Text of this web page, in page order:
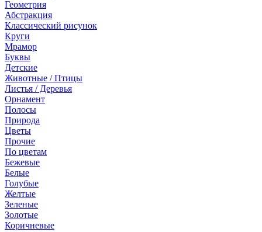
Геометрия
Абстракция
Классический рисунок
Круги
Мрамор
Буквы
Детские
Животные / Птицы
Листья / Деревья
Орнамент
Полосы
Природа
Цветы
Прочие
По цветам
Бежевые
Белые
Голубые
Желтые
Зеленые
Золотые
Коричневые